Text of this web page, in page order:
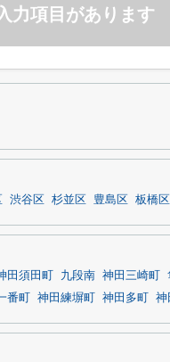
力項目があります
渋谷区 杉並区 豊島区 板橋区
田須田町 九段南 神田三崎町
番町 神田練塀町 神田多町 神